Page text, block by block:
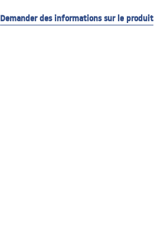
Demander des informations sur le produit